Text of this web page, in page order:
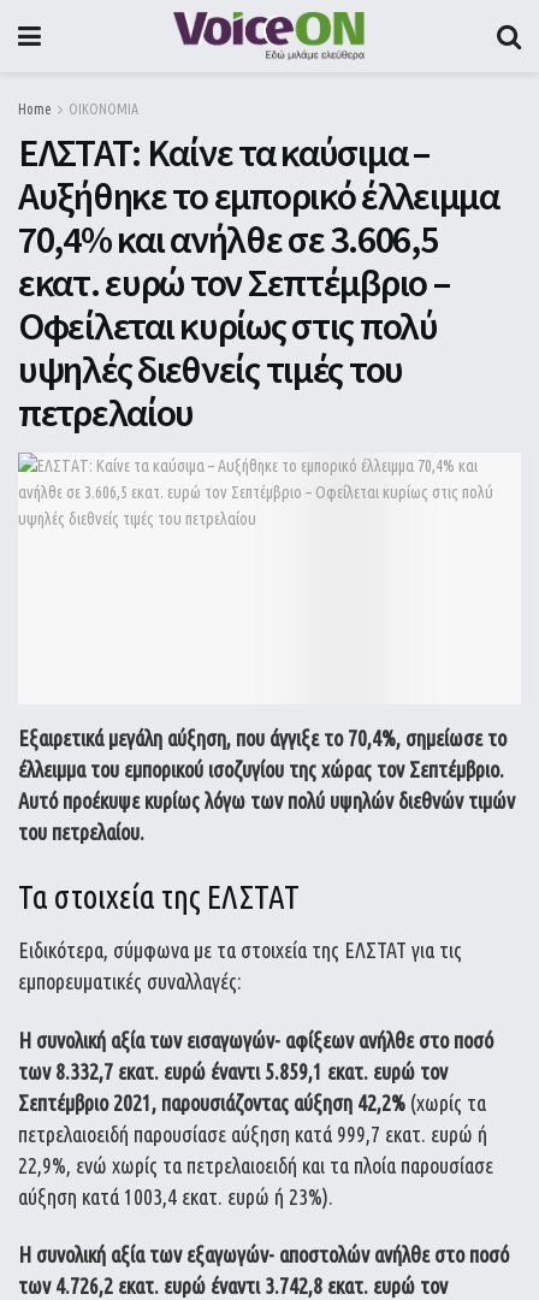
Home ΟΙΚΟΝΟΜΙΑ
ΕΛΣΤΑΤ: Καίνε τα καύσιμα –
Αυξήθηκε το εμπορικό έλλειμμα
70,4% και ανήλθε σε 3.606,5
εκατ. ευρώ τον Σεπτέμβριο –
Οφείλεται κυρίως στις πολύ
υψηλές διεθνείς τιμές του
πετρελαίου
Εξαιρετικά μεγάλη αύξηση, που άγγιξε το 70,4%, σημείωσε το
έλλειμμα του εμπορικού ισοζυγίου της χώρας τον Σεπτέμβριο.
Αυτό προέκυψε κυρίως λόγω των πολύ υψηλών διεθνών τιμών
του πετρελαίου.
Τα στοιχεία της ΕΛΣΤΑΤ
Ειδικότερα, σύμφωνα με τα στοιχεία της ΕΛΣΤΑΤ για τις
εμπορευματικές συναλλαγές:
Η συνολική αξία των εισαγωγών- αφίξεων ανήλθε στο ποσό
των 8.332,7 εκατ. ευρώ έναντι 5.859,1 εκατ. ευρώ τον
Σεπτέμβριο 2021, παρουσιάζοντας αύξηση 42,2% (χωρίς τα
πετρελαιοειδή παρουσίασε αύξηση κατά 999,7 εκατ. ευρώ ή
22,9%, ενώ χωρίς τα πετρελαιοειδή και τα πλοία παρουσίασε
αύξηση κατά 1003,4 εκατ. ευρώ ή 23%).
Η συνολική αξία των εξαγωγών- αποστολών ανήλθε στο ποσό
των 4.726,2 εκατ. ευρώ έναντι 3.742,8 εκατ. ευρώ τον